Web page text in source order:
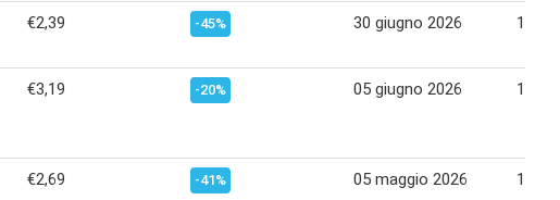
€2,39 -45% 30 giugno 2026 12
€3,19 -20% 05 giugno 2026 15
€2,69 -41% 05 maggio 2026 18